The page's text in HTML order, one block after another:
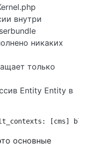
внутри
никаких
только
Entity Entity в
[cms]
основные